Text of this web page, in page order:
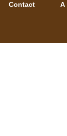
Contact A